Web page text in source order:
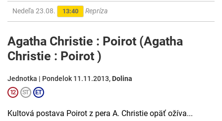
Nedeľa 23.08. 13:40 Repríza
Agatha Christie : Poirot (Agatha
Christie : Poirot )
Jednotka | Pondelok 11.11.2013, Dolina
Kultová postava Poirot z pera A. Christie opäť ožíva...